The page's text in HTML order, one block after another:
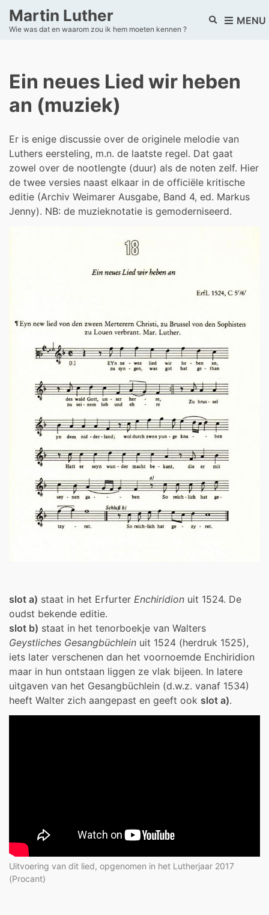
Martin Luther
Wie was dat en waarom zou ik hem moeten kennen ?
E
d
s
c
h
f
o
r
m
MENU
Ein neues Lied wir heben
an (muziek)
Er is enige discussie over de originele melodie van
Luthers eersteling, m.n. de laatste regel. Dat gaat
zowel over de nootlengte (duur) als de noten zelf. Hier
de twee versies naast elkaar in de officiële kritische
editie (Archiv Weimarer Ausgabe, Band 4, ed. Markus
Jenny). NB: de muzieknotatie is gemoderniseerd.
slot a) staat in het Erfurter Enchiridion uit 1524. De
oudst bekende editie.
slot b) staat in het tenorboekje van Walters
Geystliches Gesangbüchlein uit 1524 (herdruk 1525),
iets later verschenen dan het voornoemde Enchiridion
maar in hun ontstaan liggen ze vlak bijeen. In latere
uitgaven van het Gesangbüchlein (d.w.z. vanaf 1534)
heeft Walter zich aangepast en geeft ook slot a).
Uitvoering van dit lied, opgenomen in het Lutherjaar 2017
(Procant)